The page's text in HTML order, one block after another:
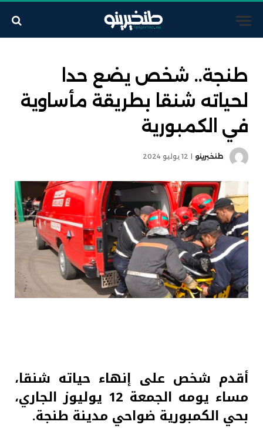
طنجة.. شخص يضع حدا
لحياته شنقا بطريقة مأساوية
في الكمبورية
طنخيرينو 12 يوليو 2024
أقدم شخص على إنهاء حياته شنقا،
مساء يومه الجمعة 12 يوليوز الجاري،
بحي الكمبورية ضواحي مدينة طنجة.